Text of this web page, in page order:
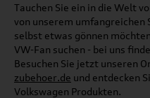
Tauchen Sie ein in die Welt
von unserem umfangreichen
selbst etwas gönnen
VW-Fan suchen - bei uns
Besuchen Sie jetzt unseren
zubehoer.de und entdecken
Volkswagen Produkten.